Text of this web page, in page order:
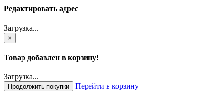
Редактировать адрес
Загрузка...
×
Товар добавлен в корзину!
Загрузка...
Продолжить покупки Перейти в корзину